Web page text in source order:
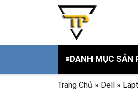
🟰DANH MỤC SẢN
Trang Chủ » Dell »